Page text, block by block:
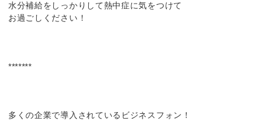
水分補給をしっかりして熱中症に気をつけて
お過ごしください！
*******
多くの企業で導入されているビジネスフォン！